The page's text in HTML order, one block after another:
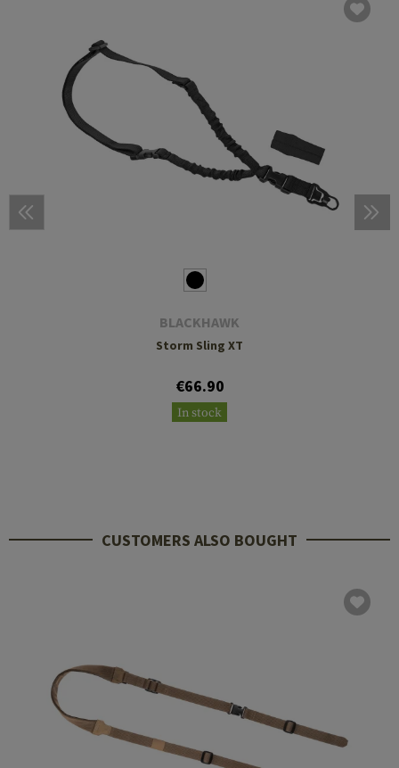
BLACKHAWK
Storm Sling XT
€66.90
In stock
CUSTOMERS ALSO BOUGHT